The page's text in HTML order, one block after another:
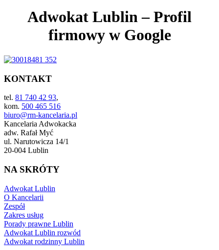
Adwokat Lublin – Profil
firmowy w Google
KONTAKT
tel. 81 740 42 93,
kom. 500 465 516
biuro@rm-kancelaria.pl
Kancelaria Adwokacka
adw. Rafał Myć
ul. Narutowicza 14/1
20-004 Lublin
NA SKRÓTY
Adwokat Lublin
O Kancelarii
Zespół
Zakres usług
Porady prawne Lublin
Adwokat Lublin rozwód
Adwokat rodzinny Lublin